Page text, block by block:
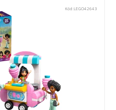
Kód:LEGO42643